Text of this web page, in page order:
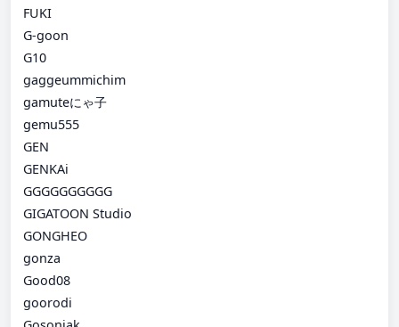
FUKI
G-goon
G10
gaggeummichim
gamuteにゃ子
gemu555
GEN
GENKAi
GGGGGGGGGG
GIGATOON Studio
GONGHEO
gonza
Good08
goorodi